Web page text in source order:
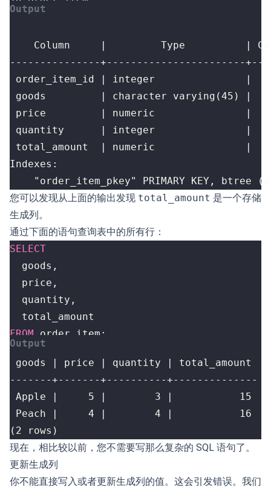
"order_item_pkey" PRIMARY KEY, btree
您可以发现从上面的输出发现 total_amount 是一个存储
生成列。
通过下面的语句查询表中的所有行：
SELECT
goods ,
price ,
quantity ,
total_amount
FROM
order_item ;
(2 rows)
现在，相比较以前，您不需要写那么复杂的 SQL 语句了。
更新生成列
你不能直接写入或者更新生成列的值。这会引发错误。我们